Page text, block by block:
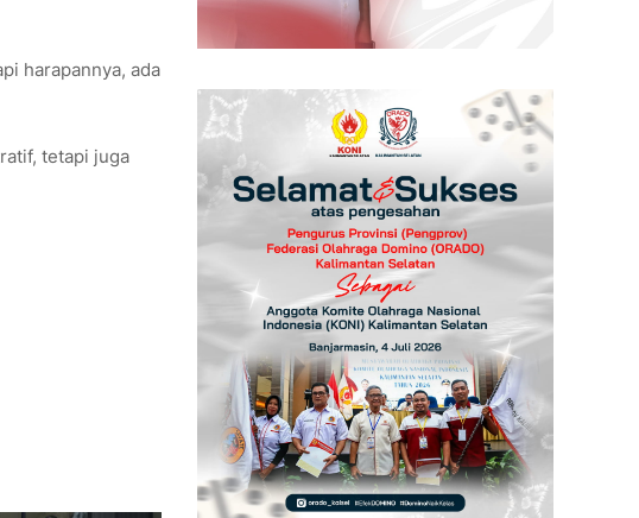
harapannya, ada
tetapi juga